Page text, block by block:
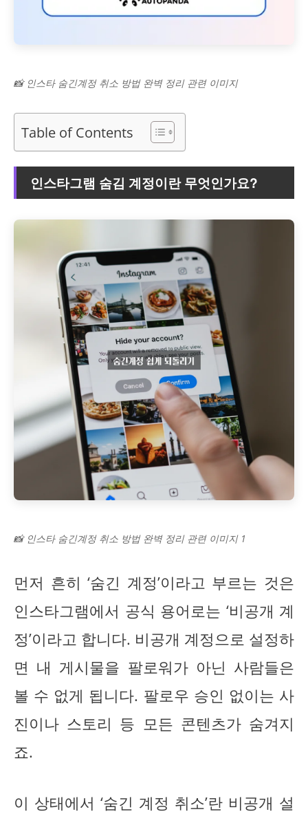
📸 인스타 숨긴계정 취소 방법 완벽 정리 관련 이미지
Table of Contents
인스타그램 숨김 계정이란 무엇인가요?
📸 인스타 숨긴계정 취소 방법 완벽 정리 관련 이미지 1
먼저 흔히 ‘숨긴 계정’이라고 부르는 것은
인스타그램에서 공식 용어로는 ‘비공개 계
정’이라고 합니다. 비공개 계정으로 설정하
면 내 게시물을 팔로워가 아닌 사람들은
볼 수 없게 됩니다. 팔로우 승인 없이는 사
진이나 스토리 등 모든 콘텐츠가 숨겨지
죠.
이 상태에서 ‘숨긴 계정 취소’란 비공개 설